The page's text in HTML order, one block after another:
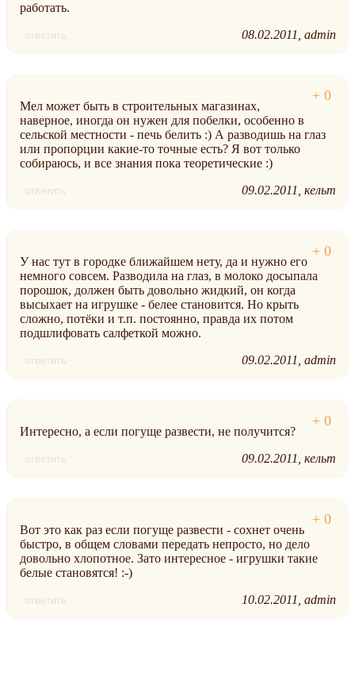
работать.
ответить 08.02.2011 admin
Мел может быть в строительных магазинах,
наверное, иногда он нужен для побелки, особенно в
сельской местности - печь белить :) А разводишь на глаз
или пропорции какие-то точные есть? Я вот только
собираюсь, и все знания пока теоретические :)
ответить 09.02.2011 кельт
У нас тут в городке ближайшем нету, да и нужно его
немного совсем. Разводила на глаз, в молоко досыпала
порошок, должен быть довольно жидкий, он когда
высыхает на игрушке - белее становится. Но крыть
сложно, потёки и т.п. постоянно, правда их потом
подшлифовать салфеткой можно.
ответить 09.02.2011 admin
Интересно, а если погуще развести, не получится?
ответить 09.02.2011 кельт
Вот это как раз если погуще развести - сохнет очень
быстро, в общем словами передать непросто, но дело
довольно хлопотное. Зато интересное - игрушки такие
белые становятся! :-)
ответить 10.02.2011 admin